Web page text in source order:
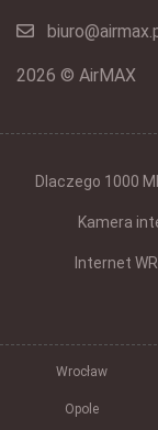
2026 © AirMAX
Dlaczego 1000
Kamera
Internet
Wrocław
Opole